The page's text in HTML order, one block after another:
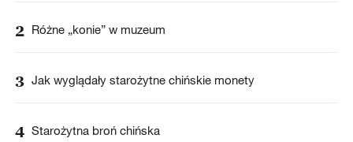
2 Różne „konie” w muzeum
3 Jak wyglądały starożytne chińskie monety
4 Starożytna broń chińska